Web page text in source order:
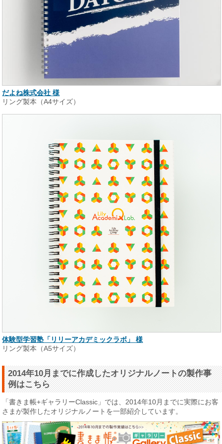
だよね株式会社 様
リング製本（A4サイズ）
体験型学習塾「リリーアカデミックラボ」 様
リング製本（A5サイズ）
2014年10月までに作成したオリジナルノートの製作事
例はこちら
「書きま帳+ギャラリーClassic」では、2014年10月までに実際にお客
さまが製作したオリジナルノートを一部紹介しています。